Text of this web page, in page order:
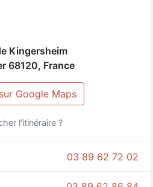
Kingersheim
68120, France
Google Maps
l'itinéraire ?
03 89 62 72 02